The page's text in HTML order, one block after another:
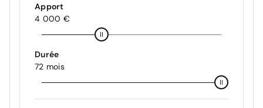
Apport
4 000 €
Durée
72 mois